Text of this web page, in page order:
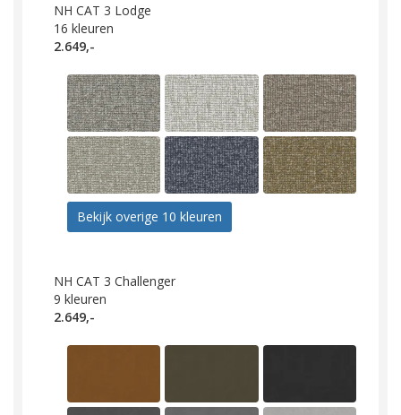
NH CAT 3 Lodge
16 kleuren
2.649,-
Bekijk overige 10 kleuren
NH CAT 3 Challenger
9 kleuren
2.649,-